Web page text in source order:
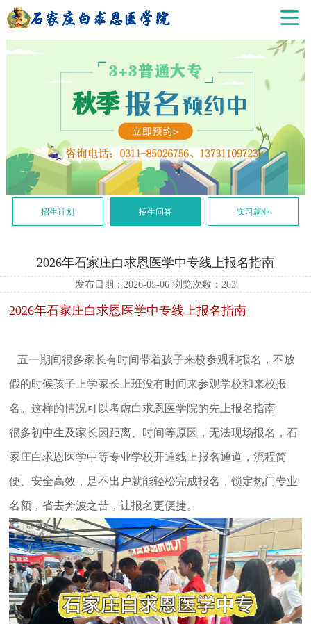
招生计划 招生问答 实习就业
2026年石家庄白求恩医学中专线上报名指南
发布日期：2026-05-06 浏览次数：263
2026年石家庄白求恩医学中专线上报名指南
五一期间很多家长有时间带着孩子来校参观和报名，不放
假的时候孩子上学家长上班没有时间来参观学校和来校报
名。这样的情况可以考虑白求恩医学院的先上报名指南
很多初中生及家长因距离、时间等原因，无法现场报名，石
家庄白求恩医学中等专业学校开通线上报名通道，流程简
便、安全高效，足不出户就能轻松完成报名，锁定热门专业
名额，省去奔波之苦，让报名更便捷。